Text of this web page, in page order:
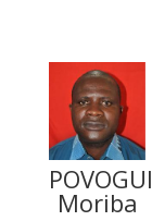
POVOGUI
Moriba